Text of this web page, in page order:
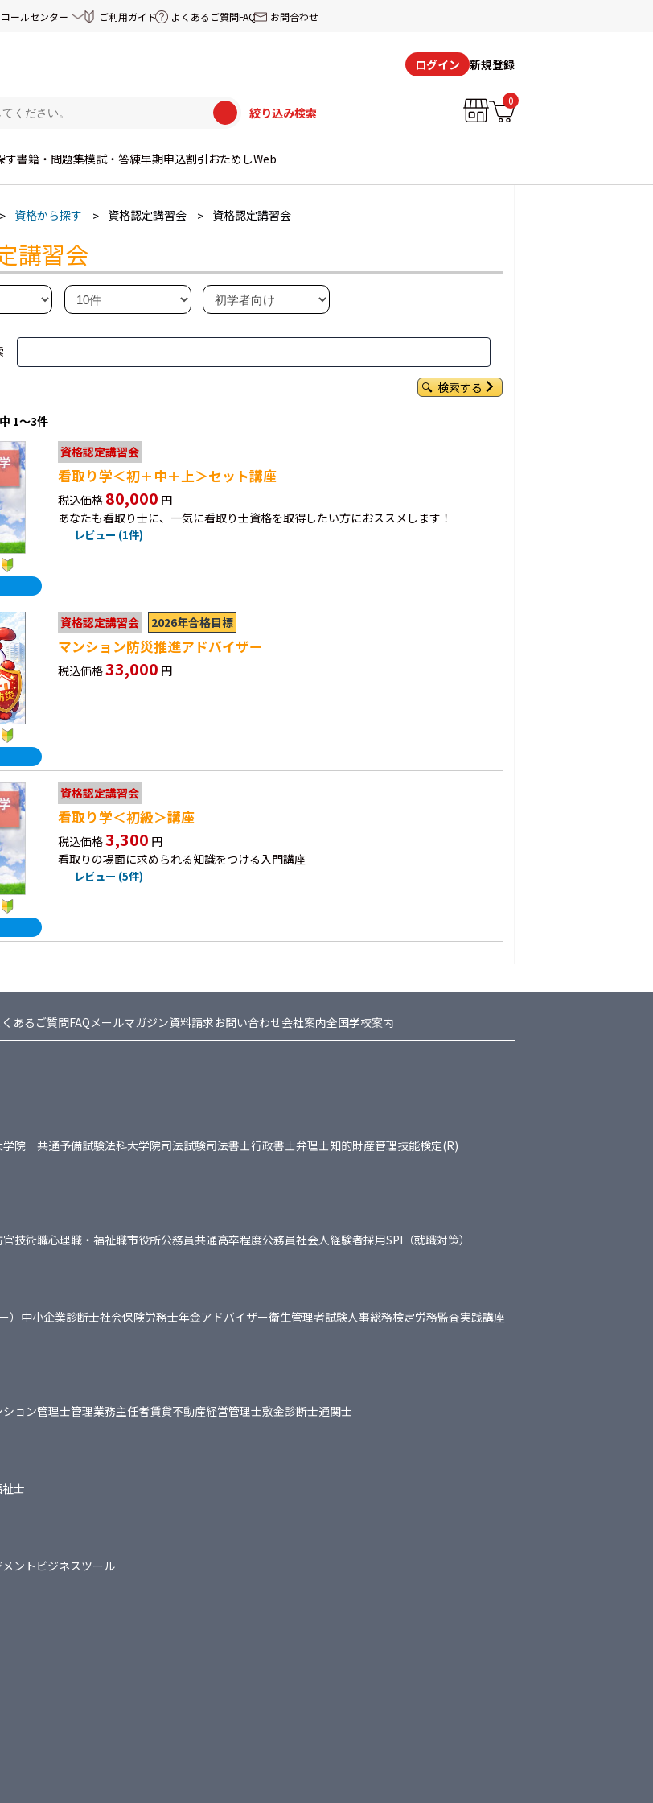
コールセンター ご利用ガイド よくあるご質問FAQ お問合わせ
ログイン 新規登録
絞り込み検索
0
す書籍・問題集模試・答練早期申込割引 おためしWeb
資格から探す 資格認定講習会 資格認定講習会
講習会
検索する
1～3件
資格認定講習会
看取り学＜初＋中＋上＞セット講座
税込価格 80,000 円
あなたも看取り士に、一気に看取り士資格を取得したい方におススメします！
レビュー (1件)
資格認定講習会 2026年合格目標
マンション防災推進アドバイザー
税込価格33,000 円
資格認定講習会
看取り学＜初級＞講座
税込価格3,300 円
看取りの場面に求められる知識をつける入門講座
レビュー (5件)
くあるご質問FAQメールマガジン資料請求お問い合わせ会社案内全国学校案内
学院 共通予備試験法科大学院司法試験司法書士行政書士弁理士知的財産管理技能検定(R)
技術職心理職・福祉職市役所公務員共通高卒程度公務員社会人経験者採用SPI（就職対策）
中小企業診断士社会保険労務士年金アドバイザー衛生管理者試験人事総務検定労務監査実践講座
ション管理士管理業務主任者賃貸不動産経営管理士敷金診断士通関士
士
ント ビジネスツール